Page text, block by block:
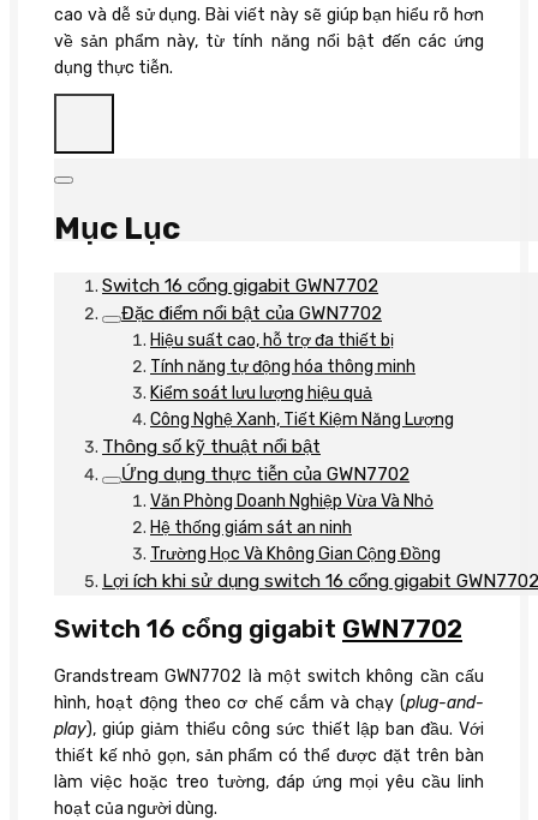
cao và dễ sử dụng. Bài viết này sẽ giúp bạn hiểu rõ hơn
về sản phẩm này, từ tính năng nổi bật đến các ứng
dụng thực tiễn.
Mục Lục
Switch 16 cổng gigabit GWN7702
Đặc điểm nổi bật của GWN7702
Hiệu suất cao, hỗ trợ đa thiết bị
Tính năng tự động hóa thông minh
Kiểm soát lưu lượng hiệu quả
Công Nghệ Xanh, Tiết Kiệm Năng Lượng
Thông số kỹ thuật nổi bật
Ứng dụng thực tiễn của GWN7702
Văn Phòng Doanh Nghiệp Vừa Và Nhỏ
Hệ thống giám sát an ninh
Trường Học Và Không Gian Cộng Đồng
Lợi ích khi sử dụng switch 16 cổng gigabit GWN7702
Switch 16 cổng gigabit GWN7702
Grandstream GWN7702 là một switch không cần cấu
hình, hoạt động theo cơ chế cắm và chạy (plug-and-
play), giúp giảm thiểu công sức thiết lập ban đầu. Với
thiết kế nhỏ gọn, sản phẩm có thể được đặt trên bàn
làm việc hoặc treo tường, đáp ứng mọi yêu cầu linh
hoạt của người dùng.